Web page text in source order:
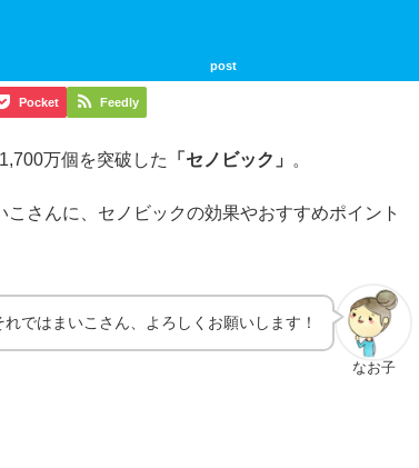
post
Pocket Feedly
万個を突破した 「セノビック」 。
こさんに、セノビックの効果やおすすめポイント
なお子
れではまいこさん、よろしくお願いします！